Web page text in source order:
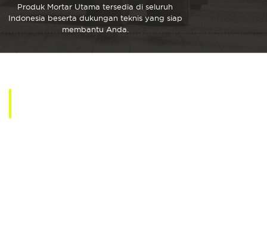
Produk Mortar Utama tersedia di seluruh
Indonesia beserta dukungan teknis yang siap
membantu Anda.